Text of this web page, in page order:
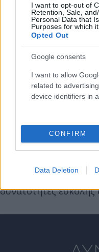
I want to opt-out of
Retention, Sale,
Personal Data that
Purposes for which
Opted Out
Google consents
I want to allow
related to
device identifiers in
CONFIRM
Data Deletion
το 2025, στην
απέκλεισε τυχόν
ανάπτυξη ακινήτων
στόχος είναι η
ΚΑΤΑΣΚΕΥΕΣ και της
ΕΓΚΑΤΑΣΤΑΣΕΩΝ
στόχο να
προτίμησης, ώστε να
χρηματοροές. Και
τα οποία θα έχουν
επαναμίσθωσης, εάν
δυνατότητες εύκολης